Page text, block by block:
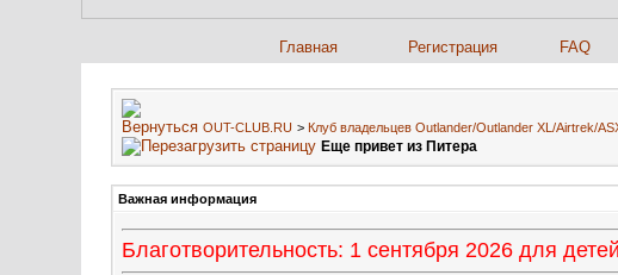
Главная Регистрация FAQ
OUT-CLUB.RU > Клуб владельцев Outlander/Outlander XL/Airtrek/
Еще привет из Питера
Важная информация
Благотворительность: 1 сентября 2026 для